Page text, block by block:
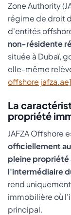
Zone Authority
régime de droit
d'entités
non-résidente
située à Dubaï,
elle-même
offshore jafza.ae]
La
propriété
JAFZA Offshore
officiellement
pleine propriété
l'intermédiaire
rend
immobilière où
principal.